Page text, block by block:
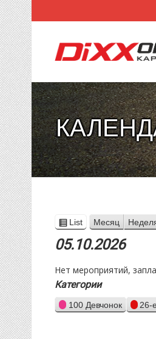
View
as
List Месяц
05.10.2026
Нет мероприятий,
Категории
100 Девчонок 26-